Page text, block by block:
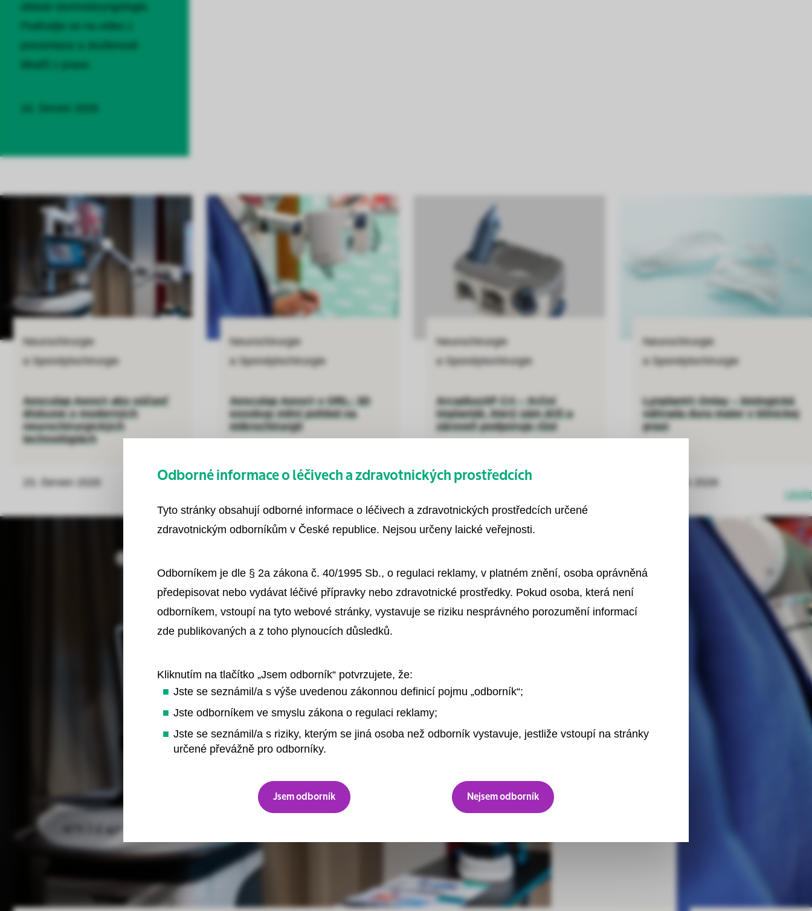
oblasti otorinolaryngologie.
prezentace a zkušenosti
lékařů z praxe.
Neurochirurgie
a Spondylochirurgie
Aesculap Aeos® ako súčasť
diskusie o moderných
neurochirurgických
technológiách
23. červen 2026
Neurochirurgie
a Spondylochirurgie
Aesculap Aeos® v ORL: 3D
exoskop mění pohled na
mikrochirurgii
16. červen 2026
Neurochirurgie
a Spondylochirurgie
ArcadiusXP C® – Krční
implantát, který sám drží a
zároveň podporuje růst
3. červen 2026
Neurochirurgie
a Spondylochirurgie
Lyoplant® Onlay – biologická
náhrada dura mater v klinickej
praxi
13. duben 2026
Uložit
Odborné informace o léčivech a zdravotnických prostředcích
Tyto stránky obsahují odborné informace o léčivech a zdravotnických prostředcích určené
zdravotnickým odborníkům v České republice. Nejsou určeny laické veřejnosti.
Odborníkem je dle § 2a zákona č. 40/1995 Sb., o regulaci reklamy, v platném znění, osoba oprávněná
předepisovat nebo vydávat léčivé přípravky nebo zdravotnické prostředky. Pokud osoba, která není
odborníkem, vstoupí na tyto webové stránky, vystavuje se riziku nesprávného porozumění informací
zde publikovaných a z toho plynoucích důsledků.
Kliknutím na tlačítko „Jsem odborník“ potvrzujete, že:
Jste se seznámil/a s výše uvedenou zákonnou definicí pojmu „odborník“;
Jste odborníkem ve smyslu zákona o regulaci reklamy;
Jste se seznámil/a s riziky, kterým se jiná osoba než odborník vystavuje, jestliže vstoupí na stránky
určené převážně pro odborníky.
Jsem odborník Nejsem odborník